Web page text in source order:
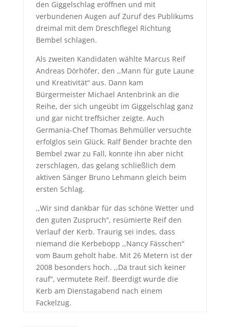
den Giggelschlag eröffnen und mit
verbundenen Augen auf Zuruf des Publikums
dreimal mit dem Dreschflegel Richtung
Bembel schlagen.
Als zweiten Kandidaten wählte Marcus Reif
Andreas Dörhöfer, den ,,Mann für gute Laune
und Kreativität“ aus. Dann kam
Bürgermeister Michael Antenbrink an die
Reihe, der sich ungeübt im Giggelschlag ganz
und gar nicht treffsicher zeigte. Auch
Germania-Chef Thomas Behmüller versuchte
erfolglos sein Glück. Ralf Bender brachte den
Bembel zwar zu Fall, konnte ihn aber nicht
zerschlagen, das gelang schließlich dem
aktiven Sänger Bruno Lehmann gleich beim
ersten Schlag.
,,Wir sind dankbar für das schöne Wetter und
den guten Zuspruch“, resümierte Reif den
Verlauf der Kerb. Traurig sei indes, dass
niemand die Kerbebopp ,,Nancy Fässchen“
vom Baum geholt habe. Mit 26 Metern ist der
2008 besonders hoch. ,,Da traut sich keiner
rauf“, vermutete Reif. Beerdigt wurde die
Kerb am Dienstagabend nach einem
Fackelzug.